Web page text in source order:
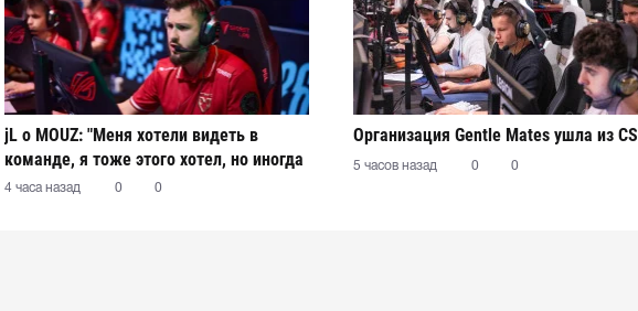
jL о MOUZ: "Меня хотели видеть в
команде, я тоже этого хотел, но иногда
стороны не могут прийти к согласию"
4 часа назад 0 0
Организация Gentle Mates ушла из CS
5 часов назад 0 0